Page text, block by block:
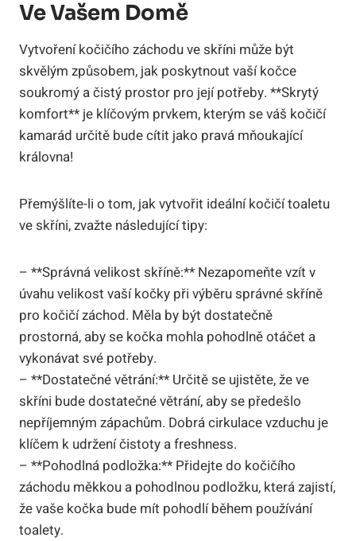
Ve Vašem Domě
Vytvoření kočičího záchodu ve skříni může být
skvělým způsobem, jak poskytnout vaší kočce
soukromý a čistý prostor pro její potřeby. **Skrytý
komfort** je klíčovým prvkem, kterým se váš kočičí
kamarád určitě bude cítit jako pravá mňoukající
královna!
Přemýšlíte-li o tom, jak vytvořit ideální kočičí toaletu
ve skříni, zvažte následující tipy:
– **Správná velikost skříně:** Nezapomeňte vzít v
úvahu velikost vaší kočky při výběru správné skříně
pro kočičí záchod. Měla by být dostatečně
prostorná, aby se kočka mohla pohodlně otáčet a
vykonávat své potřeby.
– **Dostatečné větrání:** Určitě se ujistěte, že ve
skříni bude dostatečné větrání, aby se předešlo
nepříjemným zápachům. Dobrá cirkulace vzduchu je
klíčem k udržení čistoty a freshness.
– **Pohodlná podložka:** Přidejte do kočičího
záchodu měkkou a pohodlnou podložku, která zajistí,
že vaše kočka bude mít pohodlí během používání
toalety.